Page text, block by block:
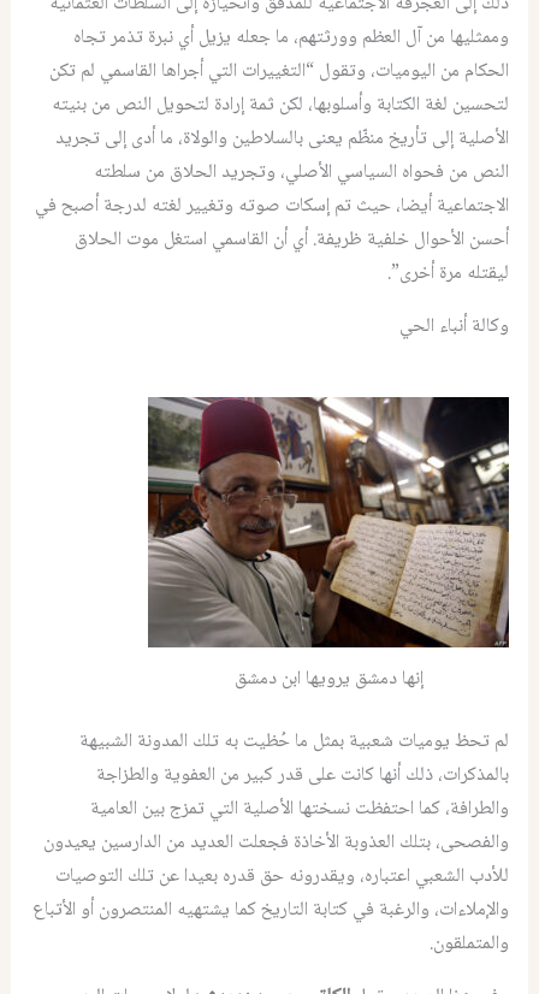
وممثليها من آل العظم وورثتهم، ما جعله يزيل أي نبرة تذمر تجاه
الحكام من اليوميات، وتقول “التغييرات التي أجراها القاسمي لم تكن
لتحسين لغة الكتابة وأسلوبها، لكن ثمة إرادة لتحويل النص من بنيته
الأصلية إلى تأريخ منظّم يعنى بالسلاطين والولاة، ما أدى إلى تجريد
النص من فحواه السياسي الأصلي، وتجريد الحلاق من سلطته
الاجتماعية أيضا، حيث تم إسكات صوته وتغيير لغته لدرجة أصبح في
أحسن الأحوال خلفية ظريفة. أي أن القاسمي استغل موت الحلاق
ليقتله مرة أخرى”.
وكالة أنباء الحي
إنها دمشق يرويها ابن دمشق
لم تحظ يوميات شعبية بمثل ما حُظيت به تلك المدونة الشبيهة
بالمذكرات، ذلك أنها كانت على قدر كبير من العفوية والطزاجة
والطرافة، كما احتفظت نسختها الأصلية التي تمزج بين العامية
والفصحى، بتلك العذوبة الأخاذة فجعلت العديد من الدارسين يعيدون
للأدب الشعبي اعتباره، ويقدرونه حق قدره بعيدا عن تلك التوصيات
والإملاءات، والرغبة في كتابة التاريخ كما يشتهيه المنتصرون أو الأتباع
والمتملقون.